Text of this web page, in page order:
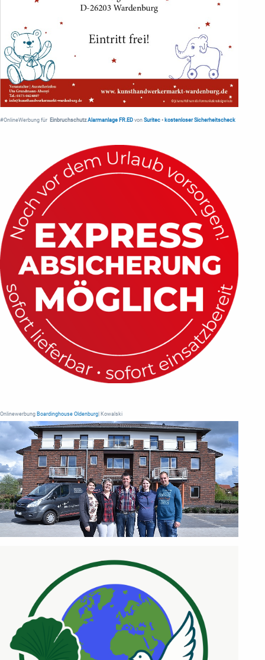
#OnlineWerbung für Einbruchschutz Alarmanlage FR.ED von Suritec • kostenloser Sicherheitscheck
Onlinewerbung Boardinghouse Oldenburg | Kowalski